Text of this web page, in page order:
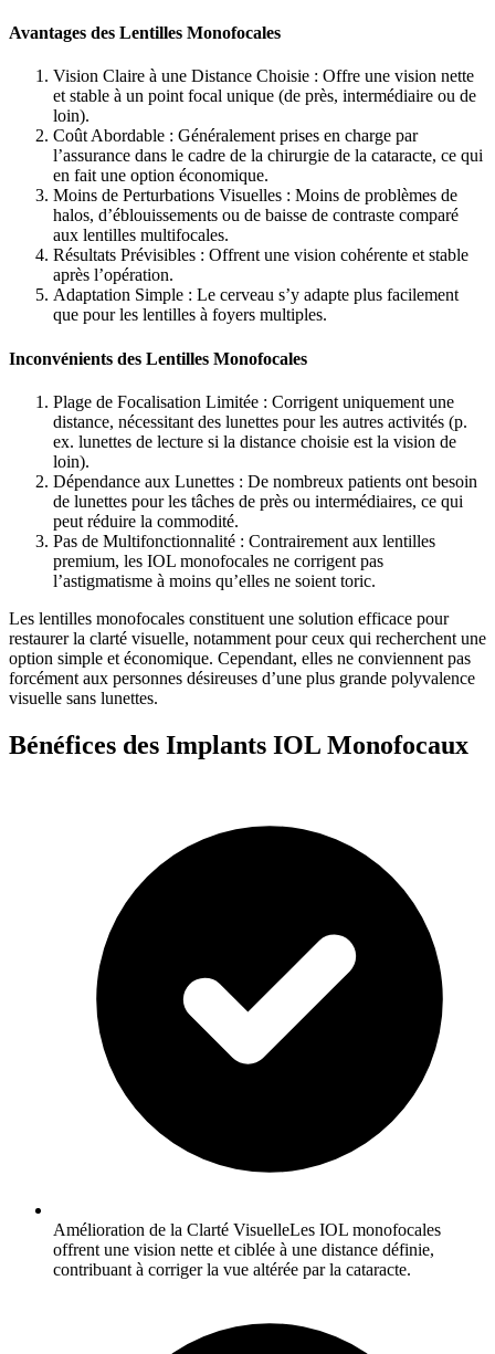
Avantages des Lentilles Monofocales
Vision Claire à une Distance Choisie : Offre une vision nette
et stable à un point focal unique (de près, intermédiaire ou de
loin).
Coût Abordable : Généralement prises en charge par
l’assurance dans le cadre de la chirurgie de la cataracte, ce qui
en fait une option économique.
Moins de Perturbations Visuelles : Moins de problèmes de
halos, d’éblouissements ou de baisse de contraste comparé
aux lentilles multifocales.
Résultats Prévisibles : Offrent une vision cohérente et stable
après l’opération.
Adaptation Simple : Le cerveau s’y adapte plus facilement
que pour les lentilles à foyers multiples.
Inconvénients des Lentilles Monofocales
Plage de Focalisation Limitée : Corrigent uniquement une
distance, nécessitant des lunettes pour les autres activités (p.
ex. lunettes de lecture si la distance choisie est la vision de
loin).
Dépendance aux Lunettes : De nombreux patients ont besoin
de lunettes pour les tâches de près ou intermédiaires, ce qui
peut réduire la commodité.
Pas de Multifonctionnalité : Contrairement aux lentilles
premium, les IOL monofocales ne corrigent pas
l’astigmatisme à moins qu’elles ne soient toric.
Les lentilles monofocales constituent une solution efficace pour
restaurer la clarté visuelle, notamment pour ceux qui recherchent une
option simple et économique. Cependant, elles ne conviennent pas
forcément aux personnes désireuses d’une plus grande polyvalence
visuelle sans lunettes.
Bénéfices des Implants IOL Monofocaux
Amélioration de la Clarté VisuelleLes IOL monofocales
offrent une vision nette et ciblée à une distance définie,
contribuant à corriger la vue altérée par la cataracte.